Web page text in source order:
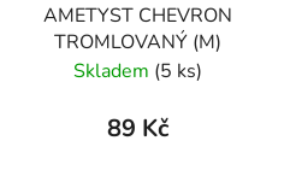
AMETYST CHEVRON
TROMLOVANÝ (M)
Skladem (5 ks)
89 Kč